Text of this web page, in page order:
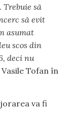
Trebuie să
să evit
asumat
scos din
deci nu
Tofan în
va fi